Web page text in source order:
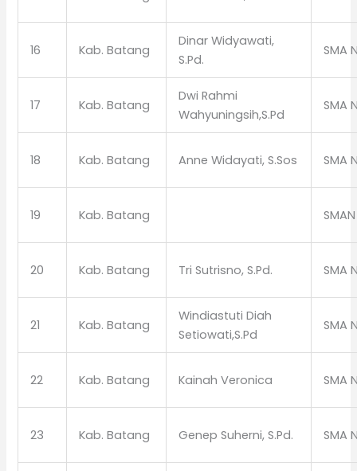
16 Kab. Batang
Dinar Widyawati,
S.Pd.
SMA
17 Kab. Batang
Dwi Rahmi
Wahyuningsih,S.Pd
SMA
18 Kab. Batang Anne Widayati, S.Sos SMA
19 Kab. Batang
20 Kab. Batang Tri Sutrisno, S.Pd. SMA
21 Kab. Batang
Windiastuti Diah
Setiowati,S.Pd
SMA
22 Kab. Batang Kainah Veronica SMA
23 Kab. Batang Genep Suherni, S.Pd. SMA